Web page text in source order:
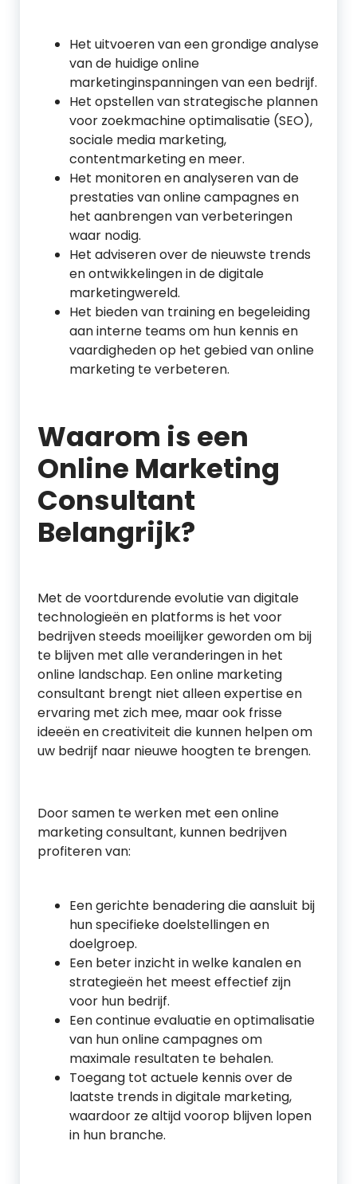
Het uitvoeren van een grondige analyse
van de huidige online
marketinginspanningen van een bedrijf.
Het opstellen van strategische plannen
voor zoekmachine optimalisatie (SEO),
sociale media marketing,
contentmarketing en meer.
Het monitoren en analyseren van de
prestaties van online campagnes en
het aanbrengen van verbeteringen
waar nodig.
Het adviseren over de nieuwste trends
en ontwikkelingen in de digitale
marketingwereld.
Het bieden van training en begeleiding
aan interne teams om hun kennis en
vaardigheden op het gebied van online
marketing te verbeteren.
Waarom is een
Online Marketing
Consultant
Belangrijk?
Met de voortdurende evolutie van digitale
technologieën en platforms is het voor
bedrijven steeds moeilijker geworden om bij
te blijven met alle veranderingen in het
online landschap. Een online marketing
consultant brengt niet alleen expertise en
ervaring met zich mee, maar ook frisse
ideeën en creativiteit die kunnen helpen om
uw bedrijf naar nieuwe hoogten te brengen.
Door samen te werken met een online
marketing consultant, kunnen bedrijven
profiteren van:
Een gerichte benadering die aansluit bij
hun specifieke doelstellingen en
doelgroep.
Een beter inzicht in welke kanalen en
strategieën het meest effectief zijn
voor hun bedrijf.
Een continue evaluatie en optimalisatie
van hun online campagnes om
maximale resultaten te behalen.
Toegang tot actuele kennis over de
laatste trends in digitale marketing,
waardoor ze altijd voorop blijven lopen
in hun branche.